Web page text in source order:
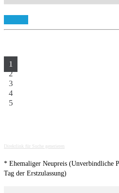
1
2
3
4
5
Direktlink für Suche generieren
* Ehemaliger Neupreis (Unverbindliche
Tag der Erstzulassung)